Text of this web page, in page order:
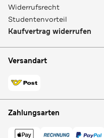
Widerrufsrecht
Studentenvorteil
Kaufvertrag widerrufen
Versandart
Zahlungsarten